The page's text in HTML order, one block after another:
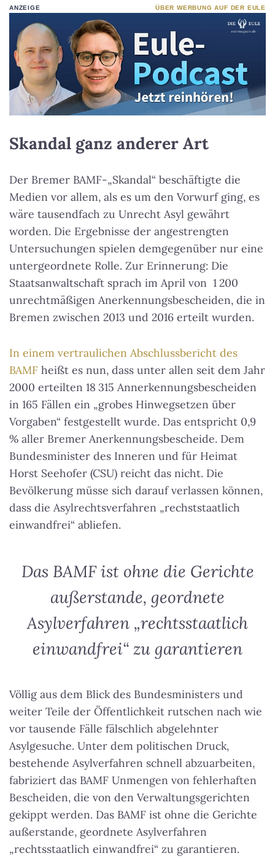
ANZEIGE ÜBER WERBUNG AUF DER EULE
Skandal ganz anderer Art
Der Bremer BAMF-„Skandal“ beschäftigte die
Medien vor allem, als es um den Vorwurf ging, es
wäre tausendfach zu Unrecht Asyl gewährt
worden. Die Ergebnisse der angestrengten
Untersuchungen spielen demgegenüber nur eine
untergeordnete Rolle. Zur Erinnerung: Die
Staatsanwaltschaft sprach im April von 1 200
unrechtmäßigen Anerkennungsbescheiden, die in
Bremen zwischen 2013 und 2016 erteilt wurden.
In einem vertraulichen Abschlussbericht des
BAMF heißt es nun, dass unter allen seit dem Jahr
2000 erteilten 18 315 Annerkennungsbescheiden
in 165 Fällen ein „grobes Hinwegsetzen über
Vorgaben“ festgestellt wurde. Das entspricht 0,9
% aller Bremer Anerkennungsbescheide. Dem
Bundesminister des Inneren und für Heimat
Horst Seehofer (CSU) reicht das nicht. Die
Bevölkerung müsse sich darauf verlassen können,
dass die Asylrechtsverfahren „rechststaatlich
einwandfrei“ abliefen.
Das BAMF ist ohne die Gerichte
außerstande, geordnete
Asylverfahren „rechtsstaatlich
einwandfrei“ zu garantieren
Völlig aus dem Blick des Bundesministers und
weiter Teile der Öffentlichkeit rutschen nach wie
vor tausende Fälle fälschlich abgelehnter
Asylgesuche. Unter dem politischen Druck,
bestehende Asylverfahren schnell abzuarbeiten,
fabriziert das BAMF Unmengen von fehlerhaften
Bescheiden, die von den Verwaltungsgerichten
gekippt werden. Das BAMF ist ohne die Gerichte
außerstande, geordnete Asylverfahren
„rechtsstaatlich einwandfrei“ zu garantieren.